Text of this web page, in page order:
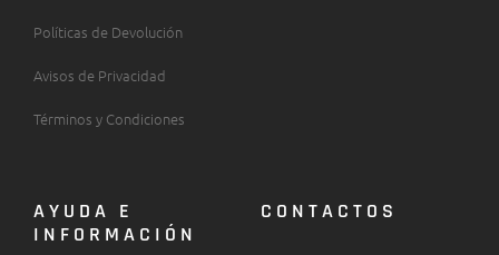
Políticas de Devolución
Avisos de Privacidad
Términos y Condiciones
AYUDA E
INFORMACIÓN
CONTACTOS